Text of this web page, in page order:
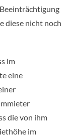
diese nicht noch
im
eine
die von ihm
im